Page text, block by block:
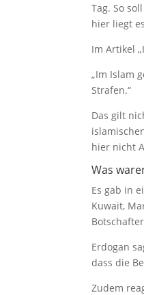
Tag. So
hier liegt
Im Artikel
„Im Islam
Strafen.“
Das gilt
hier nicht
Was
Es gab in
Kuwait,
Erdogan
dass die
Zudem